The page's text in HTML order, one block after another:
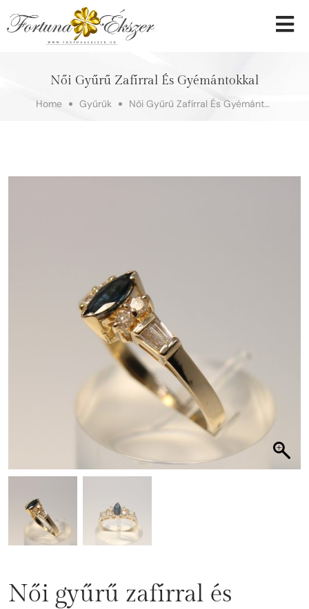
Női Gyűrű Zafírral És Gyémántokkal
Home Gyűrűk Női Gyűrű Zafírral És Gyémántokkal
Női gyűrű zafírral és